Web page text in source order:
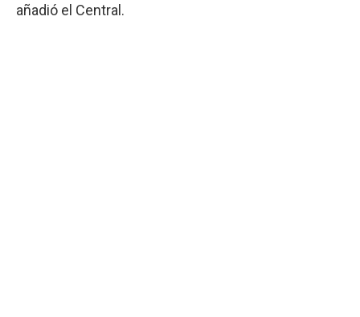
añadió el Central.